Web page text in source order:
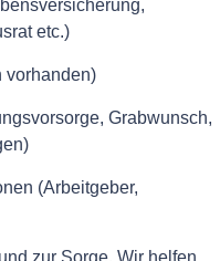
etc.)
vorhanden)
Grabwunsch,
(Arbeitgeber,
zur Sorge. Wir helfen